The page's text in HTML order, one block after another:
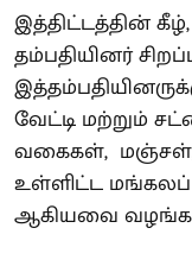
இத்திட்டத்தின் கீழ்,
தம்பதியினர்
வேட்டி மற்றும்
வகைகள்,
உள்ளிட்ட மங்கலப்
ஆகியவை